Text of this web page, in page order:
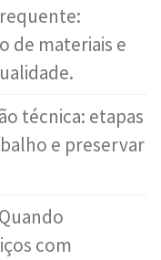
de materiais e
técnica: etapas
e preservar
Quando
com